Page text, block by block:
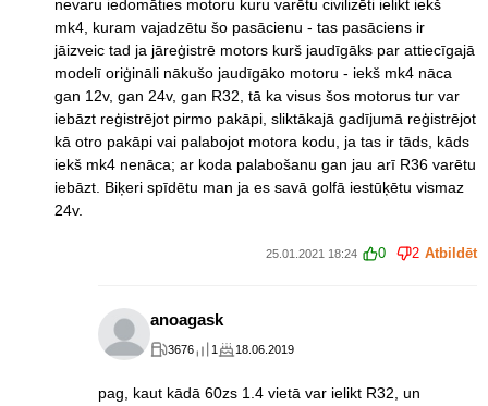
nevaru iedomāties motoru kuru varētu civilizēti ielikt iekš
mk4, kuram vajadzētu šo pasācienu - tas pasāciens ir
jāizveic tad ja jāreģistrē motors kurš jaudīgāks par attiecīgajā
modelī oriģināli nākušo jaudīgāko motoru - iekš mk4 nāca
gan 12v, gan 24v, gan R32, tā ka visus šos motorus tur var
iebāzt reģistrējot pirmo pakāpi, sliktākajā gadījumā reģistrējot
kā otro pakāpi vai palabojot motora kodu, ja tas ir tāds, kāds
iekš mk4 nenāca; ar koda palabošanu gan jau arī R36 varētu
iebāzt. Biķeri spīdētu man ja es savā golfā iestūķētu vismaz
24v.
25.01.2021 18:24 0 2 Atbildēt
anoagask
3676 1 18.06.2019
pag, kaut kādā 60zs 1.4 vietā var ielikt R32, un